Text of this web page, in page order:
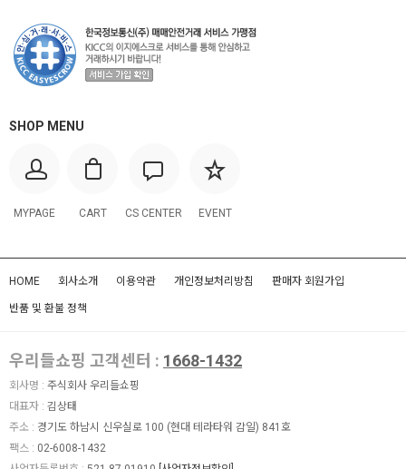
SHOP MENU
MYPAGE CART CS CENTER EVENT
HOME 회사소개 이용약관 개인정보처리방침 판매자 회원가입
반품 및 환불 정책
우리들쇼핑 고객센터 : 1668-1432
회사명 : 주식회사 우리들쇼핑
대표자 : 김상태
주소 : 경기도 하남시 신우실로 100 (현대 테라타워 감일) 841호
팩스 : 02-6008-1432